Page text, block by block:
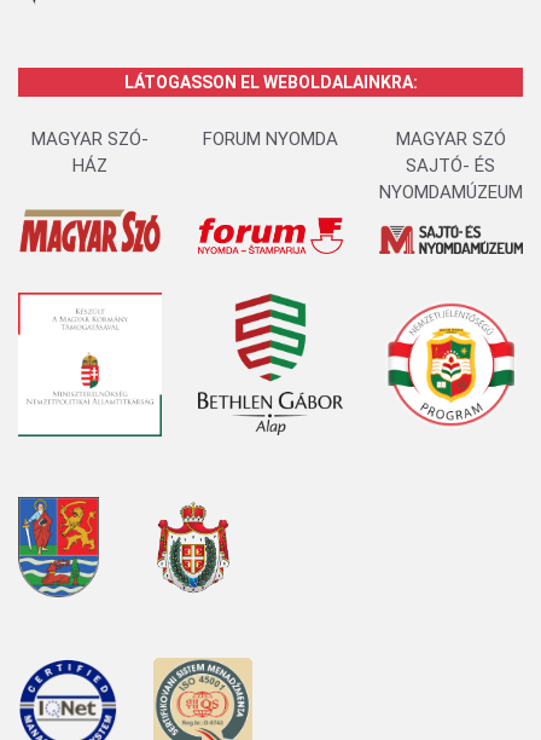
LÁTOGASSON EL WEBOLDALAINKRA:
MAGYAR SZÓ-
HÁZ
FORUM NYOMDA
MAGYAR SZÓ
SAJTÓ- ÉS
NYOMDAMÚZEUM